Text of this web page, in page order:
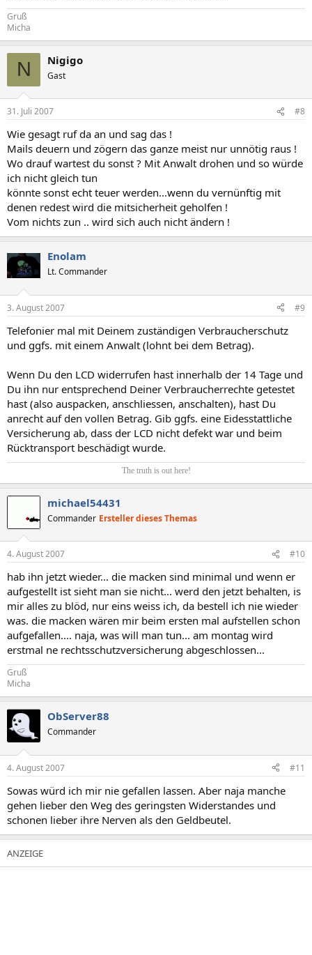
Gruß
Micha
N Nigigo
Gast
31. Juli 2007 #8
Wie gesagt ruf da an und sag das !
Mails deuern und zögern das ganze meist nur unnötig raus !
Wo drauf wartest du sonst ? Mit Anwalt drohen und so würde
ich nicht gleich tun
könnte sonst echt teuer werden...wenn du vernünftig mit
denen redest wird die mitsicherheit geholfen !
Vom nichts zun .. wird sich auch nicht ändern !
Enolam
Lt. Commander
3. August 2007 #9
Telefonier mal mit Deinem zuständigen Verbraucherschutz
und ggfs. mit einem Anwalt (lohnt bei dem Betrag).
Wenn Du den LCD widerrufen hast innerhalb der 14 Tage und
Du ihn nur entsprechend Deiner Verbraucherrechte getestet
hast (also auspacken, anschliessen, anschalten), hast Du
anrecht auf den vollen Betrag. Gib ggfs. eine Eidesstattliche
Versicherung ab, dass der LCD nicht defekt war und beim
Rücktransport beschädigt wurde.
The truth is out here!​
michael54431
Commander Ersteller dieses Themas
4. August 2007 #10
hab ihn jetzt wieder... die macken sind minimal und wenn er
aufgestellt ist sieht man sie nicht... werd den jetzt behalten, is
mir alles zu blöd, nur eins weiss ich, da bestell ich nie wieder
was. die macken wären mir beim ersten mal aufstellen schon
aufgefallen.... naja, was will man tun... am montag wird
erstmal ne rechtsschutzversicherung abgeschlossen...
Gruß
Micha
ObServer88
Commander
4. August 2007 #11
Sowas würd ich mir nie gefallen lassen. Aber naja manche
gehen lieber den Weg des geringsten Widerstandes und
schonen lieber ihre Nerven als den Geldbeutel.